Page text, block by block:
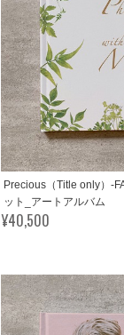
Precious（Title only）-
ット_アートアルバム
¥40,500